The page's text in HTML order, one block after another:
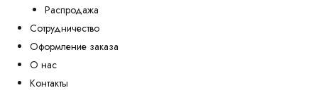
Распродажа
Сотрудничество
Оформление заказа
О нас
Контакты